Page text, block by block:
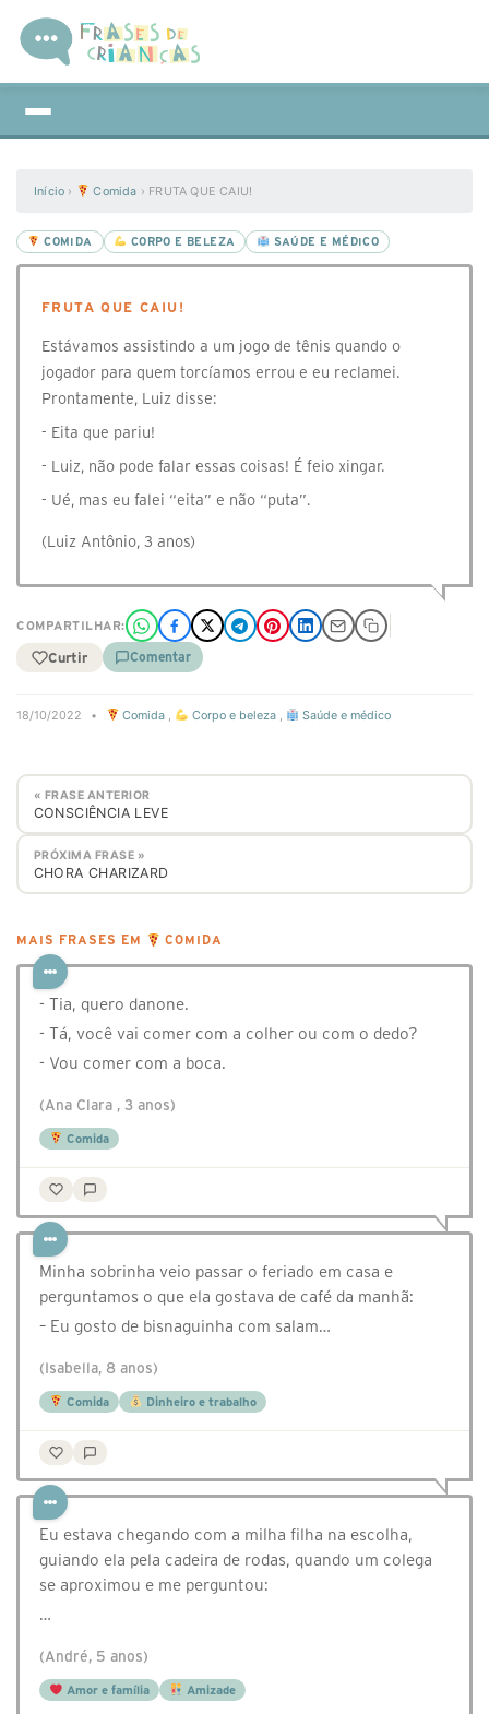
Início › Comida › FRUTA QUE CAIU!
COMIDA CORPO E BELEZA SAÚDE E MÉDICO
FRUTA QUE CAIU!
Estávamos assistindo a um jogo de tênis quando o
jogador para quem torcíamos errou e eu reclamei.
Prontamente, Luiz disse:
- Eita que pariu!
- Luiz, não pode falar essas coisas! É feio xingar.
- Ué, mas eu falei “eita” e não “puta”.
(Luiz Antônio, 3 anos)
COMPARTILHAR:
Curtir Comentar
18/10/2022 • Comida , Corpo e beleza, Saúde e médico
« FRASE ANTERIOR
CONSCIÊNCIA LEVE
PRÓXIMA FRASE »
CHORA CHARIZARD
MAIS FRASES EM COMIDA
- Tia, quero danone.
- Tá, você vai comer com a colher ou com o dedo?
- Vou comer com a boca.
(Ana Clara , 3 anos)
Comida
Minha sobrinha veio passar o feriado em casa e
perguntamos o que ela gostava de café da manhã:
– Eu gosto de bisnaguinha com salam…
(Isabella, 8 anos)
Comida Dinheiro e trabalho
Eu estava chegando com a milha filha na escolha,
guiando ela pela cadeira de rodas, quando um colega
se aproximou e me perguntou:
…
(André, 5 anos)
Amor e família Amizade